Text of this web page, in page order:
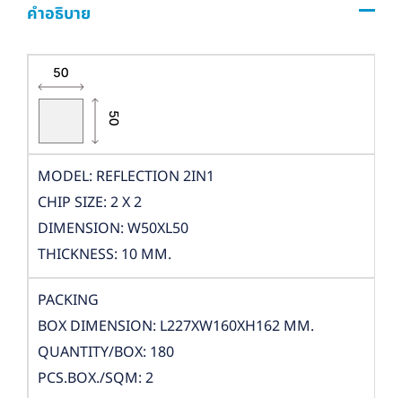
คำอธิบาย
MODEL: REFLECTION 2IN1
CHIP SIZE: 2 X 2
DIMENSION: W50XL50
THICKNESS: 10 MM.
PACKING
BOX DIMENSION: L227XW160XH162 MM.
QUANTITY/BOX: 180
PCS.BOX./SQM: 2